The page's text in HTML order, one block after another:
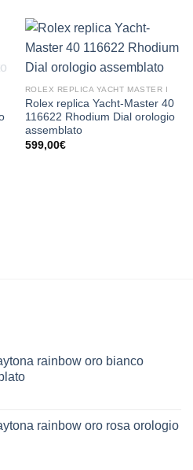
ROLEX REPLICA YACHT MASTER I
Rolex replica Yacht-Master 40
116622 Rhodium Dial orologio
assemblato
599,00€
rainbow oro bianco
rainbow oro rosa orologio